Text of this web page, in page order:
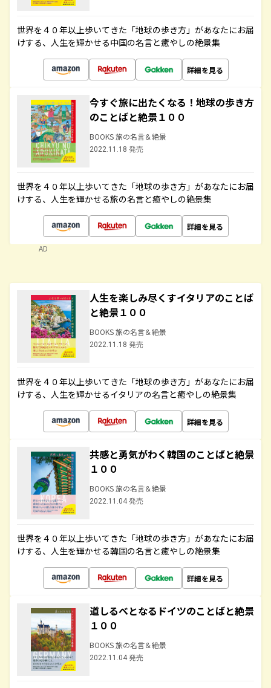
世界を４０年以上歩いてきた「地球の歩き方」があなたにお届
けする、人生を輝かせる中国の名言と癒やしの絶景集
詳細を見る
今すぐ旅に出たくなる！地球の歩き方
のことばと絶景１００
BOOKS 旅の名言＆絶景
2022.11.18 発売
世界を４０年以上歩いてきた「地球の歩き方」があなたにお届
けする、人生を輝かせる旅の名言と癒やしの絶景集
詳細を見る
AD
人生を楽しみ尽くすイタリアのことば
と絶景１００
BOOKS 旅の名言＆絶景
2022.11.18 発売
世界を４０年以上歩いてきた「地球の歩き方」があなたにお届
けする、人生を輝かせるイタリアの名言と癒やしの絶景集
詳細を見る
共感と勇気がわく韓国のことばと絶景
１００
BOOKS 旅の名言＆絶景
2022.11.04 発売
世界を４０年以上歩いてきた「地球の歩き方」があなたにお届
けする、人生を輝かせる韓国の名言と癒やしの絶景集
詳細を見る
道しるべとなるドイツのことばと絶景
１００
BOOKS 旅の名言＆絶景
2022.11.04 発売